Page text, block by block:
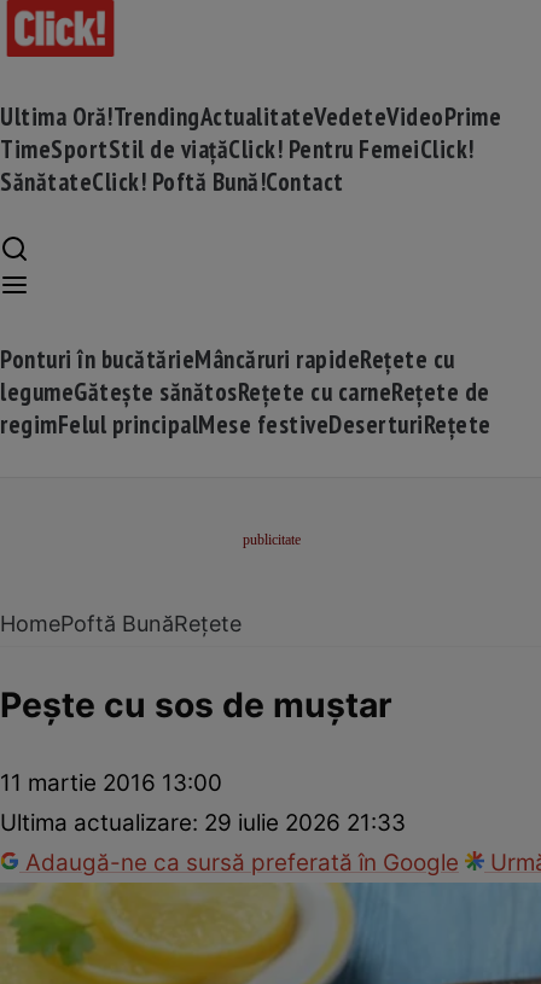
Ultima Oră!TrendingActualitateVedeteVideoPrime
TimeSportStil de viațăClick! Pentru FemeiClick!
SănătateClick! Poftă Bună!Contact
Ponturi în bucătărieMâncăruri rapideRețete cu
legumeGătește sănătosRețete cu carneRețete de
regimFelul principalMese festiveDeserturiRețete
HomePoftă BunăRețete
Peşte cu sos de muştar
11 martie 2016 13:00
Ultima actualizare: 29 iulie 2026 21:33
Adaugă-ne ca sursă preferată în Google